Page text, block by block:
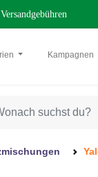
Versandgebühren
Kampagnen